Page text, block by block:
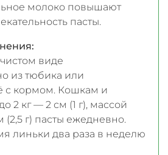
молоко повышают
пасты.
виде
из тюбика или
с кормом. Кошкам и
2 кг — 2 см (1 г), массой
(2,5 г) пасты ежедневно.
линьки два раза в неделю